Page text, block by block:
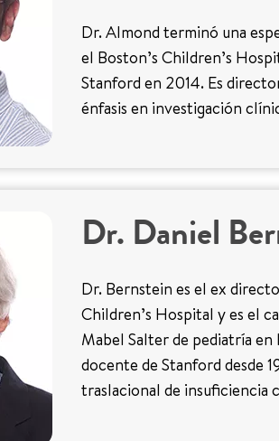
Dr. Almond terminó una
el Boston’s Children’s
Stanford en 2014. Es
énfasis en investigación
Dr. Daniel
Dr. Bernstein es el ex
Children’s Hospital y es el
Mabel Salter de pediatría
docente de Stanford desde
traslacional de insuficiencia